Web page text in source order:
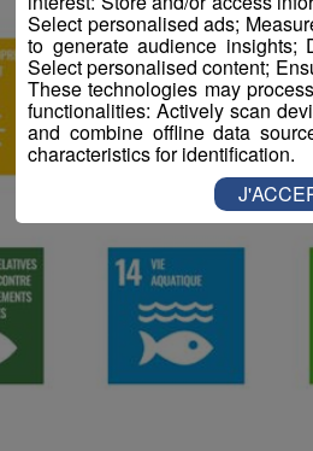
Select personalised ads;
to generate audience insights;
Select personalised content;
These technologies may
functionalities: Actively scan
and combine offline data
characteristics for identification.